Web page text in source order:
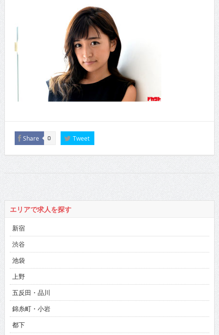
Share 0 Tweet
エリアで求人を探す
新宿
渋谷
池袋
上野
五反田・品川
錦糸町・小岩
都下